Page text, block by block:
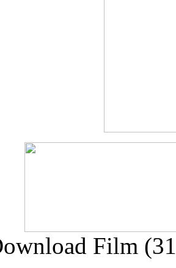
Film